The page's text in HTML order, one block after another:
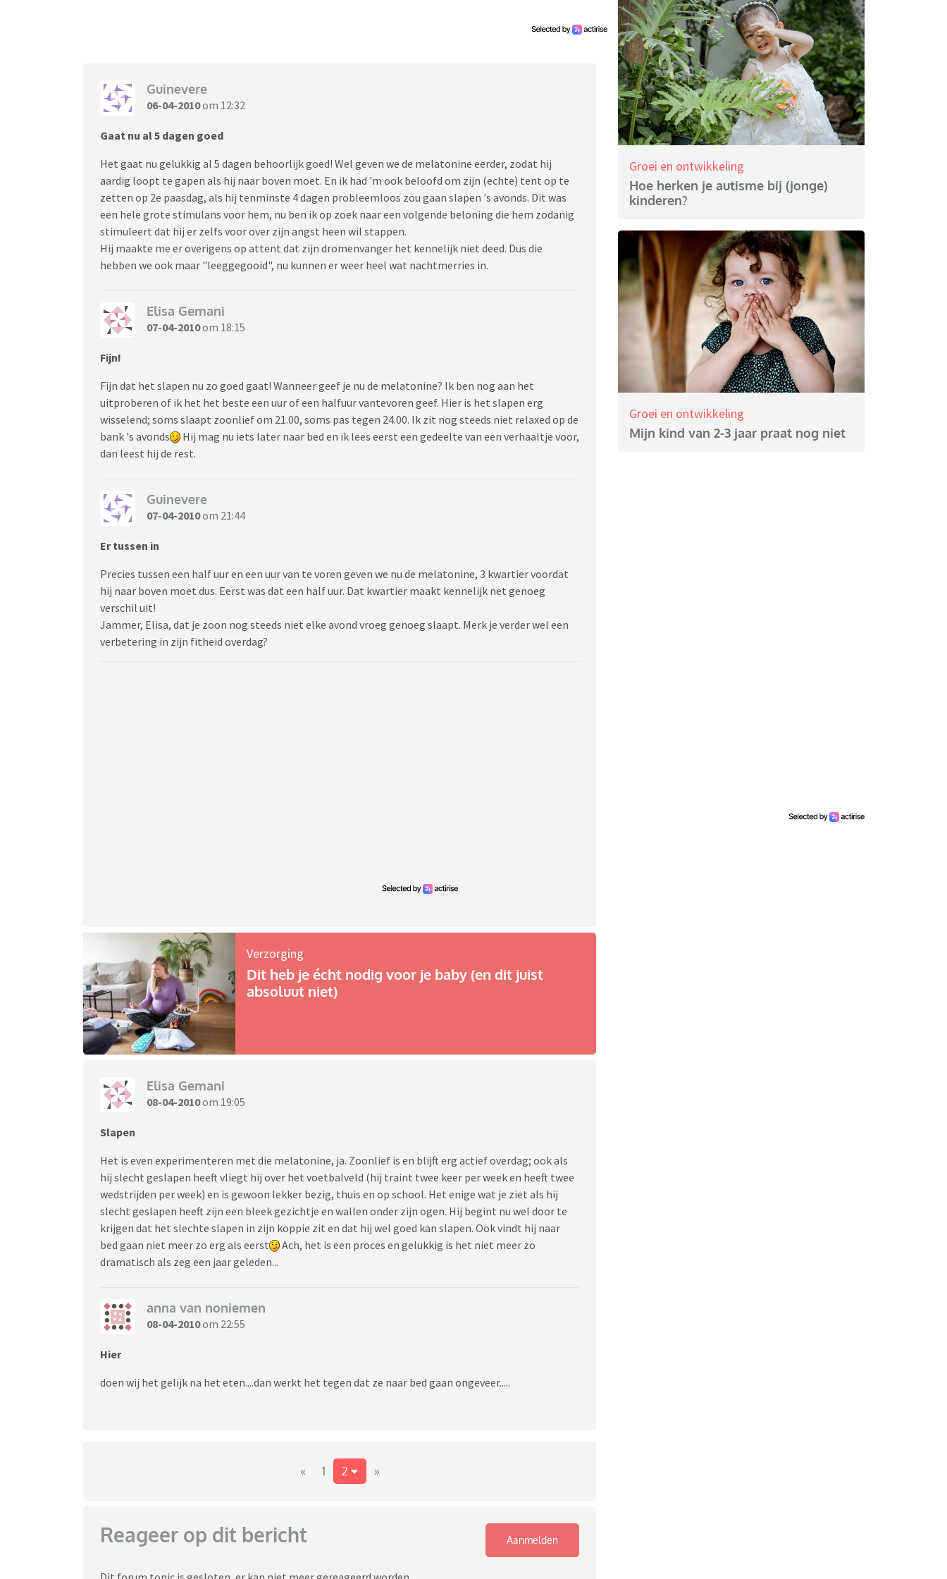
Ik weet wel dat zoon er weinig aan kan doen, maar we zitten met de handen in het haar op zulke
Guinevere
06-04-2010om 12:32
Gaat nu al 5 dagen goed
Het gaat nu gelukkig al 5 dagen behoorlijk goed! Wel geven we de melatonine eerder, zodat hij
aardig loopt te gapen als hij naar boven moet. En ik had 'm ook beloofd om zijn (echte) tent op te
zetten op 2e paasdag, als hij tenminste 4 dagen probleemloos zou gaan slapen 's avonds. Dit was
een hele grote stimulans voor hem, nu ben ik op zoek naar een volgende beloning die hem zodanig
stimuleert dat hij er zelfs voor over zijn angst heen wil stappen.
Hij maakte me er overigens op attent dat zijn dromenvanger het kennelijk niet deed. Dus die
hebben we ook maar "leeggegooid", nu kunnen er weer heel wat nachtmerries in.
Elisa Gemani
07-04-2010om 18:15
Fijn!
Fijn dat het slapen nu zo goed gaat! Wanneer geef je nu de melatonine? Ik ben nog aan het
uitproberen of ik het het beste een uur of een halfuur vantevoren geef. Hier is het slapen erg
wisselend; soms slaapt zoonlief om 21.00, soms pas tegen 24.00. Ik zit nog steeds niet relaxed op de
bank 's avonds
Hij mag nu iets later naar bed en ik lees eerst een gedeelte van een verhaaltje voor,
dan leest hij de rest.
Guinevere
07-04-2010om 21:44
Er tussen in
Precies tussen een half uur en een uur van te voren geven we nu de melatonine, 3 kwartier voordat
hij naar boven moet dus. Eerst was dat een half uur. Dat kwartier maakt kennelijk net genoeg
verschil uit!
Jammer, Elisa, dat je zoon nog steeds niet elke avond vroeg genoeg slaapt. Merk je verder wel een
verbetering in zijn fitheid overdag?
Verzorging
Dit heb je écht nodig voor je baby (en dit juist
absoluut niet)
Elisa Gemani
08-04-2010om 19:05
Slapen
Het is even experimenteren met die melatonine, ja. Zoonlief is en blijft erg actief overdag; ook als
hij slecht geslapen heeft vliegt hij over het voetbalveld (hij traint twee keer per week en heeft twee
wedstrijden per week) en is gewoon lekker bezig, thuis en op school. Het enige wat je ziet als hij
slecht geslapen heeft zijn een bleek gezichtje en wallen onder zijn ogen. Hij begint nu wel door te
krijgen dat het slechte slapen in zijn koppie zit en dat hij wel goed kan slapen. Ook vindt hij naar
bed gaan niet meer zo erg als eerst
Ach, het is een proces en gelukkig is het niet meer zo
dramatisch als zeg een jaar geleden...
anna van noniemen
08-04-2010om 22:55
Hier
doen wij het gelijk na het eten....dan werkt het tegen dat ze naar bed gaan ongeveer.....
« 1 2 »
Reageer op dit bericht Aanmelden
Groei en ontwikkeling
Hoe herken je autisme bij (jonge)
kinderen?
Groei en ontwikkeling
Mijn kind van 2-3 jaar praat nog niet